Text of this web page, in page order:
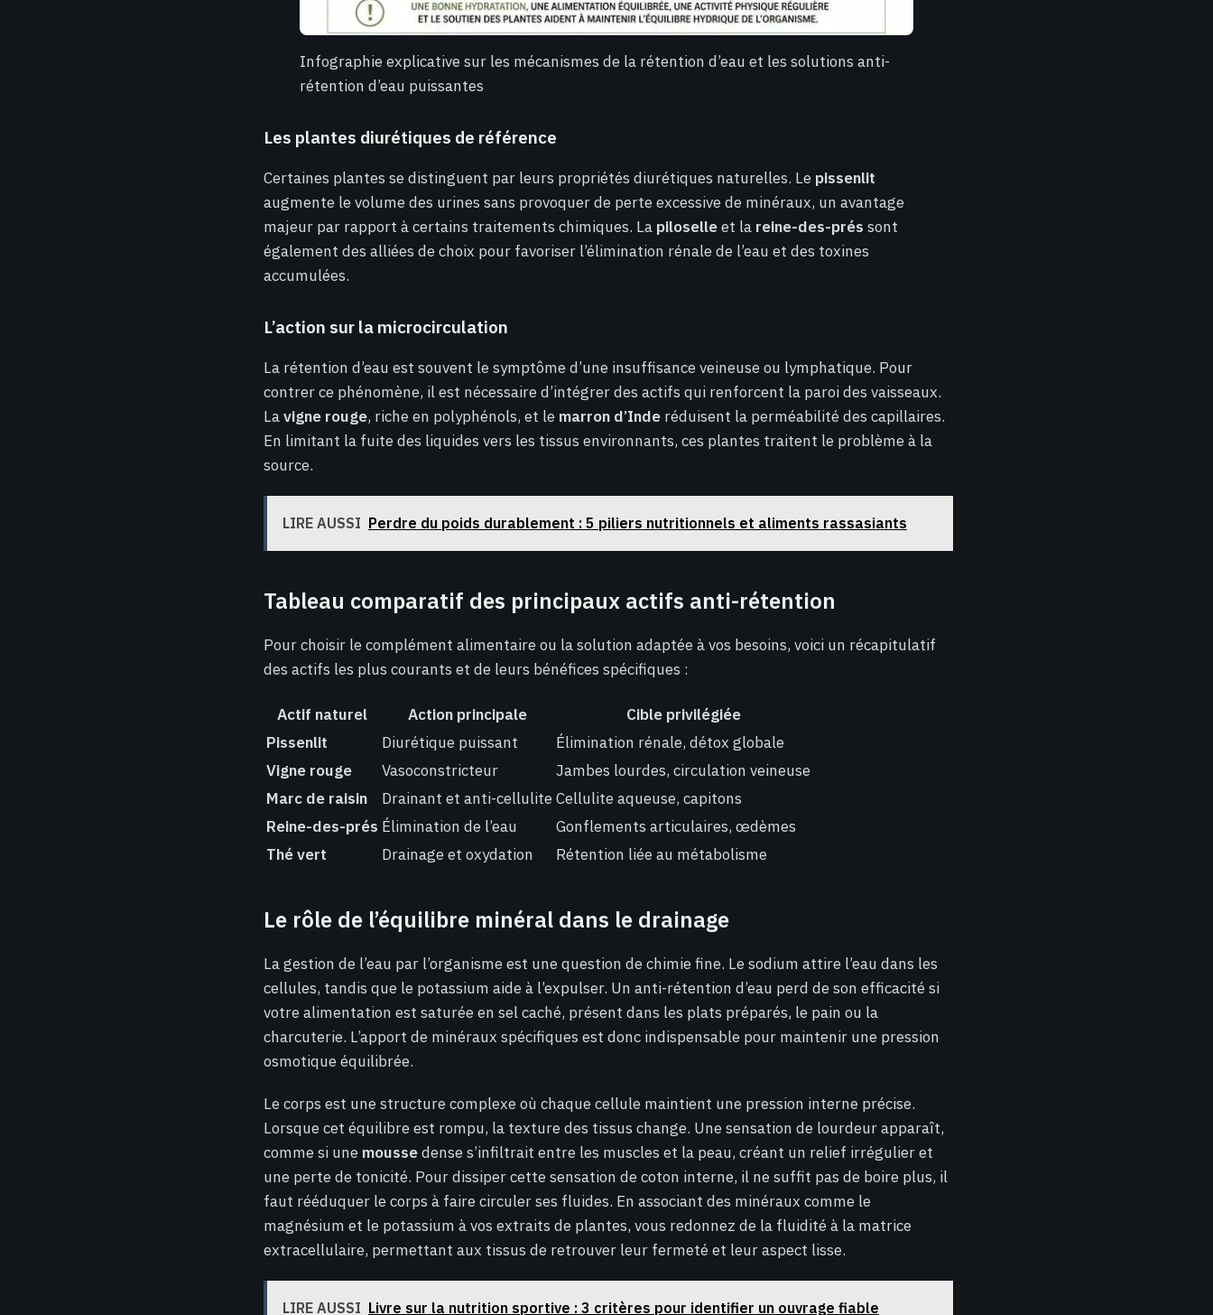
Infographie explicative sur les mécanismes de la rétention d’eau et les solutions anti-
rétention d’eau puissantes
Les plantes diurétiques de référence
Certaines plantes se distinguent par leurs propriétés diurétiques naturelles. Le pissenlit
augmente le volume des urines sans provoquer de perte excessive de minéraux, un avantage
majeur par rapport à certains traitements chimiques. La piloselleet la reine-des-prés sont
également des alliées de choix pour favoriser l’élimination rénale de l’eau et des toxines
accumulées.
L’action sur la microcirculation
La rétention d’eau est souvent le symptôme d’une insuffisance veineuse ou lymphatique. Pour
contrer ce phénomène, il est nécessaire d’intégrer des actifs qui renforcent la paroi des vaisseaux.
Lavigne rouge, riche en polyphénols, et le marron d’Inde réduisent la perméabilité des capillaires.
En limitant la fuite des liquides vers les tissus environnants, ces plantes traitent le problème à la
source.
LIRE AUSSI Perdre du poids durablement : 5 piliers nutritionnels et aliments rassasiants
Tableau comparatif des principaux actifs anti-rétention
Pour choisir le complément alimentaire ou la solution adaptée à vos besoins, voici un récapitulatif
des actifs les plus courants et de leurs bénéfices spécifiques :
Actif naturel Action principale
Cible privilégiée
Pissenlit
Diurétique puissant
Élimination rénale, détox globale
Vigne rouge
Vasoconstricteur
Jambes lourdes, circulation veineuse
Marc de raisin
Drainant et anti-celluliteCellulite aqueuse, capitons
Reine-des-prés Élimination de l’eau
Gonflements articulaires, œdèmes
Thé vert
Drainage et oxydation Rétention liée au métabolisme
Le rôle de l’équilibre minéral dans le drainage
La gestion de l’eau par l’organisme est une question de chimie fine. Le sodium attire l’eau dans les
cellules, tandis que le potassium aide à l’expulser. Un anti-rétention d’eau perd de son efficacité si
votre alimentation est saturée en sel caché, présent dans les plats préparés, le pain ou la
charcuterie. L’apport de minéraux spécifiques est donc indispensable pour maintenir une pression
osmotique équilibrée.
Le corps est une structure complexe où chaque cellule maintient une pression interne précise.
Lorsque cet équilibre est rompu, la texture des tissus change. Une sensation de lourdeur apparaît,
comme si une moussedense s’infiltrait entre les muscles et la peau, créant un relief irrégulier et
une perte de tonicité. Pour dissiper cette sensation de coton interne, il ne suffit pas de boire plus, il
faut rééduquer le corps à faire circuler ses fluides. En associant des minéraux comme le
magnésium et le potassium à vos extraits de plantes, vous redonnez de la fluidité à la matrice
extracellulaire, permettant aux tissus de retrouver leur fermeté et leur aspect lisse.
LIRE AUSSI Livre sur la nutrition sportive : 3 critères pour identifier un ouvrage fiable